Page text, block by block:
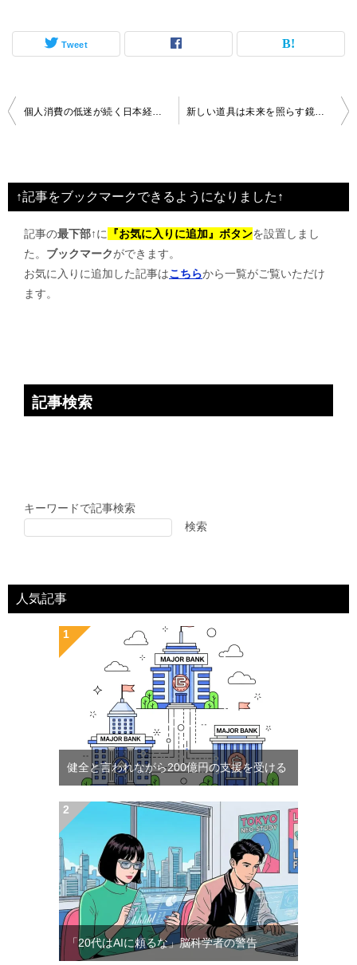
Tweet
投
ビ
ゲ
↑記事をブックマークできるようになりました↑
記事の最下部↑に 『お気に入りに追加』ボタンを設置しまし
た。 ブックマークができます。
お気に入りに追加した記事はこちらから一覧がご覧いただけ
ます。
記事検索
キーワードで記事検索
検索
人気記事
健全と言われながら200億円の支援を受ける
「20代はAIに頼るな」脳科学者の警告